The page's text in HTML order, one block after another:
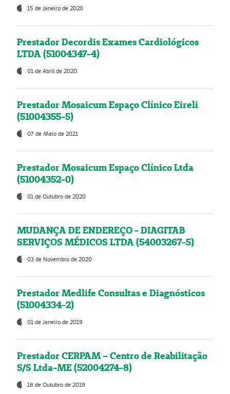
15 de Janeiro de 2020
Prestador Decordis Exames Cardiológicos
LTDA (51004347-4)
01 de Abril de 2020
Prestador Mosaicum Espaço Clínico Eireli
(51004355-5)
07 de Maio de 2021
Prestador Mosaicum Espaço Clínico Ltda
(51004352-0)
01 de Outubro de 2020
MUDANÇA DE ENDEREÇO - DIAGITAB
SERVIÇOS MÉDICOS LTDA (54003267-5)
03 de Novembro de 2020
Prestador Medlife Consultas e Diagnósticos
(51004334-2)
01 de Janeiro de 2019
Prestador CERPAM – Centro de Reabilitação
S/S Ltda-ME (52004274-8)
18 de Outubro de 2019